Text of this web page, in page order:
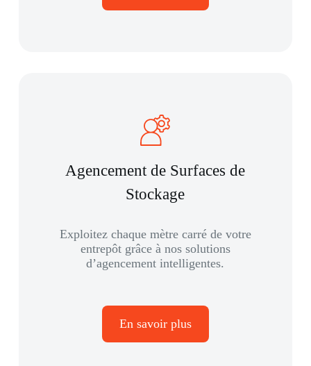
Agencement de Surfaces de
Stockage
Exploitez chaque mètre carré de votre
entrepôt grâce à nos solutions
d’agencement intelligentes.
En savoir plus